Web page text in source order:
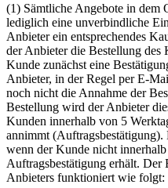
(1) Sämtliche Angebote in dem
lediglich eine unverbindliche
Anbieter ein entsprechendes
der Anbieter die Bestellung des
Kunde zunächst eine
Anbieter, in der Regel per E-
noch nicht die Annahme der
Bestellung wird der Anbieter
Kunden innerhalb von 5
annimmt
wenn der Kunde nicht
Auftragsbestätigung erhält. Der
Anbieters funktioniert wie folgt: